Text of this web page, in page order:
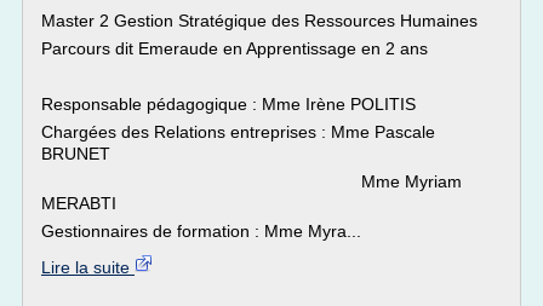
Master 2 Gestion Stratégique des Ressources Humaines
Parcours dit Emeraude en Apprentissage en 2 ans
Responsable pédagogique : Mme Irène POLITIS
Chargées des Relations entreprises : Mme Pascale
BRUNET
Mme Myriam
MERABTI
Gestionnaires de formation : Mme Myra...
Lire la suite